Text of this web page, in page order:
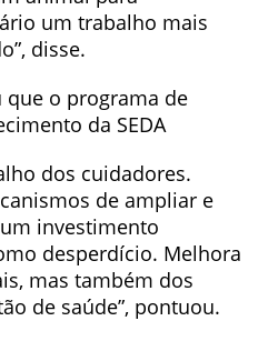
um trabalho mais
disse.
que o programa de
da SEDA
dos cuidadores.
de ampliar e
investimento
desperdício. Melhora
mas também dos
de saúde”, pontuou.